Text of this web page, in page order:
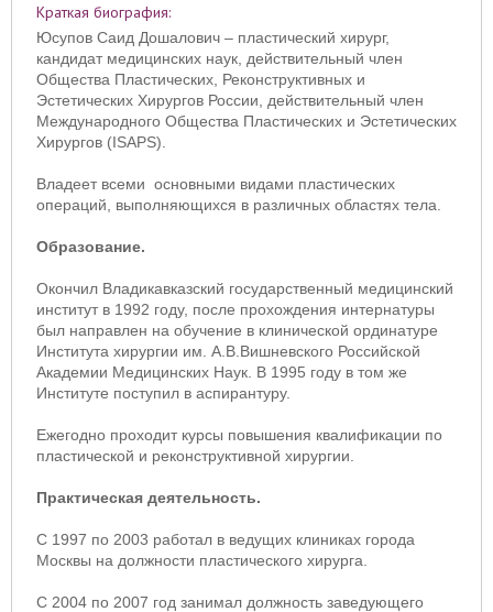
Краткая биография:
Юсупов Саид Дошалович – пластический хирург,
кандидат медицинских наук, действительный член
Общества Пластических, Реконструктивных и
Эстетических Хирургов России, действительный член
Международного Общества Пластических и Эстетических
Хирургов (ISAPS).
Владеет всеми основными видами пластических
операций, выполняющихся в различных областях тела.
Образование.
Окончил Владикавказский государственный медицинский
институт в 1992 году, после прохождения интернатуры
был направлен на обучение в клинической ординатуре
Института хирургии им. А.В.Вишневского Российской
Академии Медицинских Наук. В 1995 году в том же
Институте поступил в аспирантуру.
Ежегодно проходит курсы повышения квалификации по
пластической и реконструктивной хирургии.
Практическая деятельность.
С 1997 по 2003 работал в ведущих клиниках города
Москвы на должности пластического хирурга.
С 2004 по 2007 год занимал должность заведующего